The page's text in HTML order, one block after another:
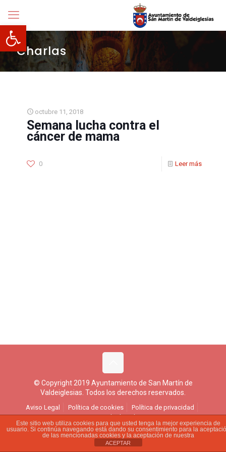
Abrir barra de herramientas
Charlas
octubre 11, 2018
Semana lucha contra el
cáncer de mama
0 Leer más
© Copyright 2019 Ayuntamiento de San Martín de
Valdeiglesias. Todos los derechos reservados.
Aviso Legal Política de cookies
Política de privacidad
Ejercicio de derechos
Este sitio web utiliza cookies para que usted tenga la mejor experiencia de
usuario. Si continúa navegando está dando su consentimiento para la
de las mencionadas cookies y la aceptación de nuestra
ACEPTAR